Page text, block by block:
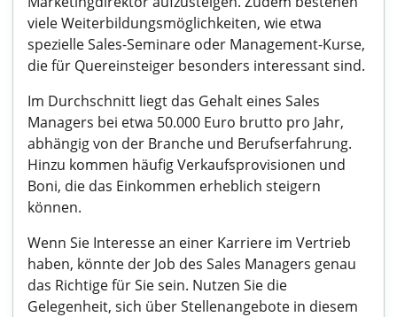
viele Weiterbildungsmöglichkeiten, wie etwa
spezielle Sales-Seminare oder Management-Kurse,
die für Quereinsteiger besonders interessant sind.
Im Durchschnitt liegt das Gehalt eines Sales
Managers bei etwa 50.000 Euro brutto pro Jahr,
abhängig von der Branche und Berufserfahrung.
Hinzu kommen häufig Verkaufsprovisionen und
Boni, die das Einkommen erheblich steigern
können.
Wenn Sie Interesse an einer Karriere im Vertrieb
haben, könnte der Job des Sales Managers genau
das Richtige für Sie sein. Nutzen Sie die
Gelegenheit, sich über Stellenangebote in diesem